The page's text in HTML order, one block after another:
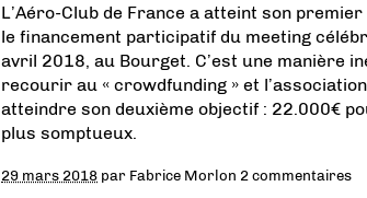
L’Aéro-Club de France a atteint son
le financement participatif du meeting
avril 2018, au Bourget. C’est une manière
recourir au « crowdfunding » et
atteindre son deuxième objectif : 22.000€
plus somptueux.
29 mars 2018 par Fabrice Morlon 2 commentaires